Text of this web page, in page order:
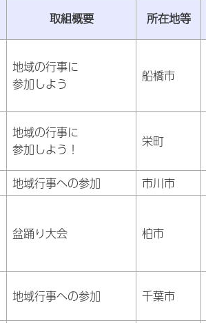
取組概要 所在地等
地域の行事に
参加しよう
船橋市
地域の行事に
参加しよう！
栄町
地域行事への参加 市川市
盆踊り大会 柏市
地域行事への参加 千葉市